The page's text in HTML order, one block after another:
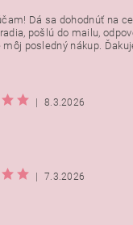
Dá sa dohodnúť na
pošlú do mailu,
posledný nákup.
| 8.3.2026
| 7.3.2026